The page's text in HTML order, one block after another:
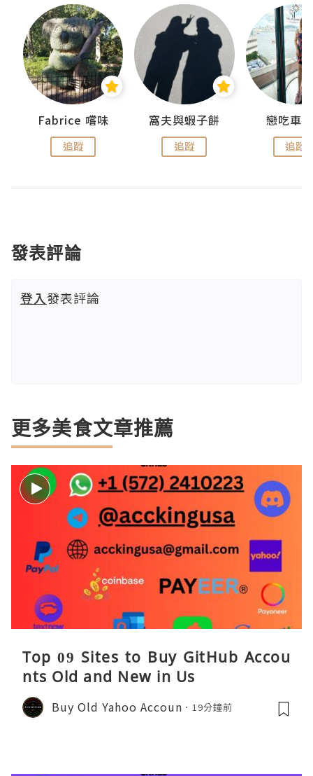
Fabrice 嚐味
追蹤
窩夫與蝦子餅
追蹤
戀吃車
追蹤
發表評論
登入發表評論
更多美食文章推薦
Top 09 Sites to Buy GitHub Accou
nts Old and New in Us
Buy Old Yahoo Accoun 19分鐘前